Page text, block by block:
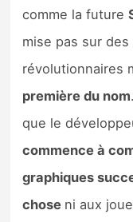
Guides
comme la future
mise pas sur
révolutionnaires
première du nom
que le
commence à
graphiques
chose ni aux